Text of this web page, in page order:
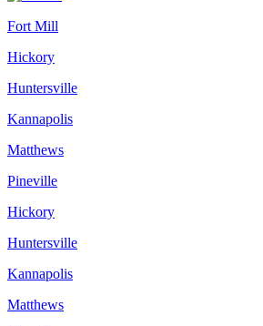
Fort Mill
Hickory
Huntersville
Kannapolis
Matthews
Pineville
Hickory
Huntersville
Kannapolis
Matthews